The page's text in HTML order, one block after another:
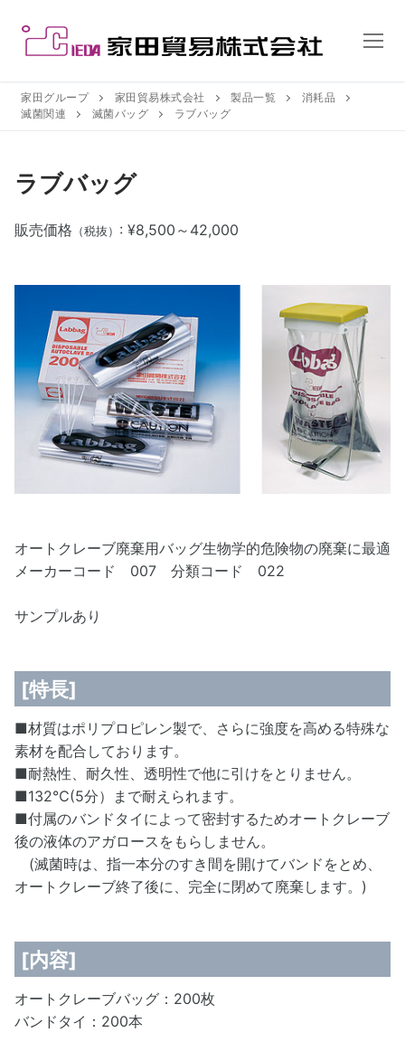
家田グループ 家田貿易株式会社 製品一覧
消耗品
滅菌関連
滅菌バッグ ラブバッグ
ラブバッグ
販売価格 （税抜） : ¥8,500～42,000
オートクレーブ廃棄用バッグ生物学的危険物の廃棄に最適
メーカーコード 007 分類コード 022
サンプルあり
[特長]
■材質はポリプロピレン製で、さらに強度を高める特殊な
素材を配合しております。
■耐熱性、耐久性、透明性で他に引けをとりません。
■132℃(5分）まで耐えられます。
■付属のバンドタイによって密封するためオートクレーブ
後の液体のアガロースをもらしません。
(滅菌時は、指一本分のすき間を開けてバンドをとめ、
オートクレーブ終了後に、完全に閉めて廃棄します。)
[内容]
オートクレーブバッグ：200枚
バンドタイ：200本